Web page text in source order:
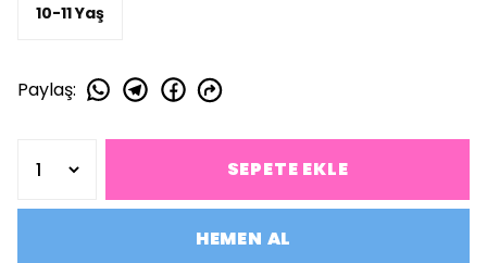
10-11 Yaş
Paylaş:
SEPETE EKLE
HEMEN AL